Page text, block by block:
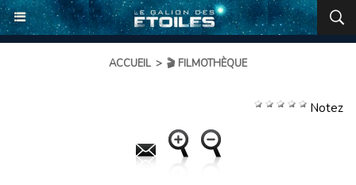
ACCUEIL > 🎬 FILMOTHÈQUE
Notez